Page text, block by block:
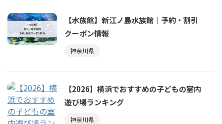
【水族館】新江ノ島水族館｜予約・割引
クーポン情報
神奈川県
【2026】横浜でおすすめの子どもの室内
遊び場ランキング
神奈川県